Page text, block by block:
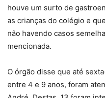
houve um surto de
as crianças do colégio e
não havendo casos
mencionada.
O órgão disse que até
entre 4 e 9 anos, foram